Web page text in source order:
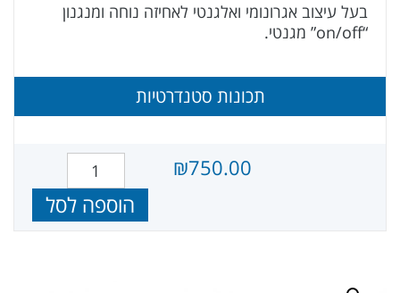
בעל עיצוב אגרונומי ואלגנטי לאחיזה נוחה ומנגנון
“on/off” מגנטי.
תכונות סטנדרטיות
₪750.00
כמות של מתקן שולחני+מטען- ידית אחת
הוספה לסל